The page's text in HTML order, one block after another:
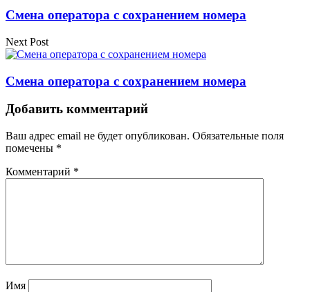
Смена оператора с сохранением номера
Next Post
Смена оператора с сохранением номера
Добавить комментарий
Ваш адрес email не будет опубликован. Обязательные поля
помечены *
Комментарий *
Имя